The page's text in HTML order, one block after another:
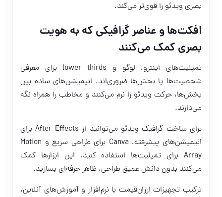
بصری ویدئو را قوی‌تر می‌کند.
افکت‌ها و عناصر گرافیکی که به هویت
بصری کمک می‌کنند
تمپلیت‌های اینترو، لوگو و lower thirds برای معرفی
شخصیت‌ها یا بخش‌ها ضروری‌اند. انیمیشن‌های ساده بین
بخش‌ها، حرکت ویدئو را نرم می‌کنند و مخاطب را همراه نگه
می‌دارند.
برای ساخت گرافیک ویدئو می‌توانید از After Effects برای
انیمیشن‌های پیشرفته، Canva برای طراحی سریع و Motion
Array برای تمپلیت‌ها استفاده کنید. این ابزارها کمک
می‌کنند بدون دانش عمیق طراحی، ظاهر حرفه‌ای بسازید.
ترکیب تجهیزات ارزان‌قیمت با نرم‌افزار و آموزش‌های آنلاین،